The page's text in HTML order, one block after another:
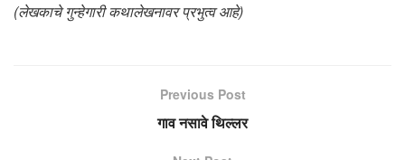
(लेखकाचे गुन्हेगारी कथालेखनावर प्रभुत्व आहे)
Previous Post
गाव नसावे थिल्लर